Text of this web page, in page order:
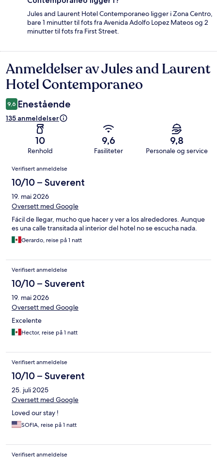
Jules and Laurent Hotel Contemporaneo ligger i Zona Centro,
bare 1 minutter til fots fra Avenida Adolfo Lopez Mateos og 2
minutter til fots fra First Street.
Anmeldelser
Anmeldelser av Jules and Laurent
Hotel Contemporaneo
9,6 Enestående
135 anmeldelser
10
Renhold
9,6
Fasiliteter
9,8
Personale og service
Anmeldelser
Verifisert anmeldelse
10/10 – Suverent
19. mai 2026
Oversett med Google
Fácil de llegar, mucho que hacer y ver a los alrededores. Aunque
es una calle transitada al interior del hotel no se escucha nada.
Gerardo, reise på 1 natt
Verifisert anmeldelse
10/10 – Suverent
19. mai 2026
Oversett med Google
Excelente
Hector, reise på 1 natt
Verifisert anmeldelse
10/10 – Suverent
25. juli 2025
Oversett med Google
Loved our stay !
SOFIA, reise på 1 natt
Verifisert anmeldelse